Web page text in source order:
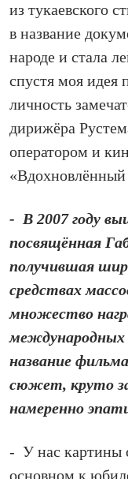
из тукаевского
в название
народе и стала
спустя моя идея
личность
дирижёра
оператором и
- В 2007 году
посвящённая
получившая
средствах
множество
название
сюжет, круто
намеренно
- У нас картины
основном к